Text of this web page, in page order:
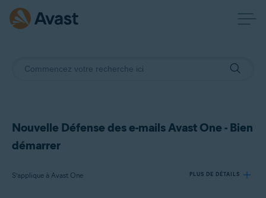
Nouvelle Défense des e-mails Avast One - Bien
démarrer
S’applique à Avast One PLUS DE DÉTAILS